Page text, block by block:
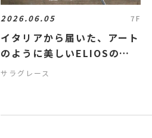
2026.06.05 7F
イタリアから届いた、アート
のように美しいELIOSの器
をご紹介
サラグレース